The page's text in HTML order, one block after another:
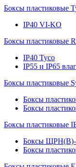
Боксы пластиковые
IP40 VI-KO
Боксы пластиковые
IP40 Тусо
IP55 и IP65
Боксы пластиковые
Боксы
Боксы
Боксы пластиковые
Боксы
Боксы